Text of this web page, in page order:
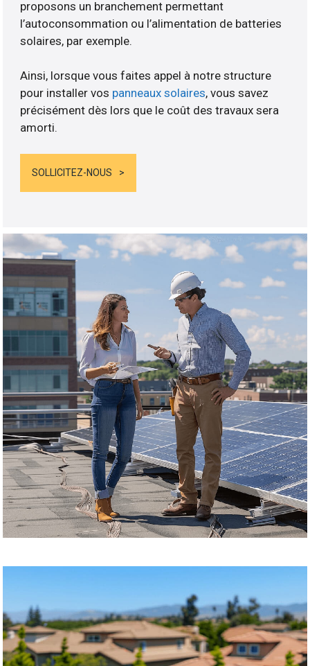
proposons un branchement permettant
l’autoconsommation ou l’alimentation de batteries
solaires, par exemple.
Ainsi, lorsque vous faites appel à notre structure
pour installer vos panneaux solaires, vous savez
précisément dès lors que le coût des travaux sera
amorti.
SOLLICITEZ-NOUS